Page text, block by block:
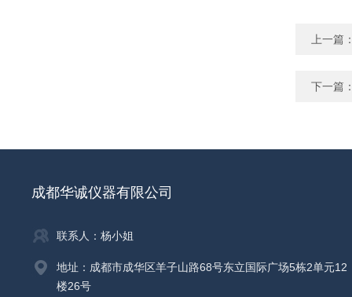
上一篇
下一篇
成都华诚仪器有限公司
联系人：杨小姐
地址：成都市成华区羊子山路68号东立国际广场5栋2单元12
楼26号